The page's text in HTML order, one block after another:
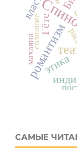
романтизм
этика
Гёте
махаяна
сознание
САМЫЕ